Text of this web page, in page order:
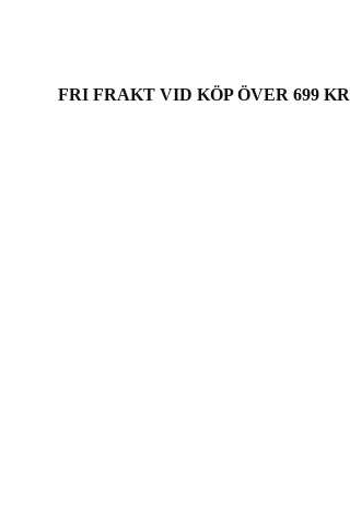
FRI FRAKT VID KÖP ÖVER 699 KR